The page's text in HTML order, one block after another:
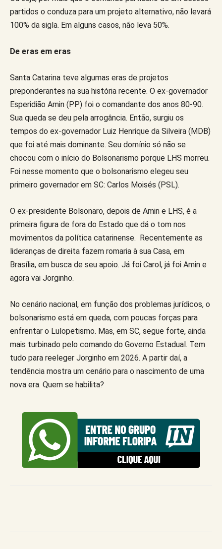
partidos o conduza para um projeto alternativo, não levará
100% da sigla. Em alguns casos, não leva 50%.
De eras em eras
Santa Catarina teve algumas eras de projetos
preponderantes na sua história recente. O ex-governador
Esperidião Amin (PP) foi o comandante dos anos 80-90.
Sua queda se deu pela arrogância. Então, surgiu os
tempos do ex-governador Luiz Henrique da Silveira (MDB)
que foi até mais dominante. Seu domínio só não se
chocou com o início do Bolsonarismo porque LHS morreu.
Foi nesse momento que o bolsonarismo elegeu seu
primeiro governador em SC: Carlos Moisés (PSL).
O ex-presidente Bolsonaro, depois de Amin e LHS, é a
primeira figura de fora do Estado que dá o tom nos
movimentos da política catarinense. Recentemente as
lideranças de direita fazem romaria à sua Casa, em
Brasília, em busca de seu apoio. Já foi Carol, já foi Amin e
agora vai Jorginho.
No cenário nacional, em função dos problemas jurídicos, o
bolsonarismo está em queda, com poucas forças para
enfrentar o Lulopetismo. Mas, em SC, segue forte, ainda
mais turbinado pelo comando do Governo Estadual. Tem
tudo para reeleger Jorginho em 2026. A partir daí, a
tendência mostra um cenário para o nascimento de uma
nova era. Quem se habilita?